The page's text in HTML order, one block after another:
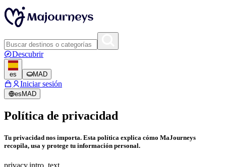
Descubrir
es MAD
Iniciar sesión
es MAD
Política de privacidad
Tu privacidad nos importa. Esta política explica cómo MaJourneys
recopila, usa y protege tu información personal.